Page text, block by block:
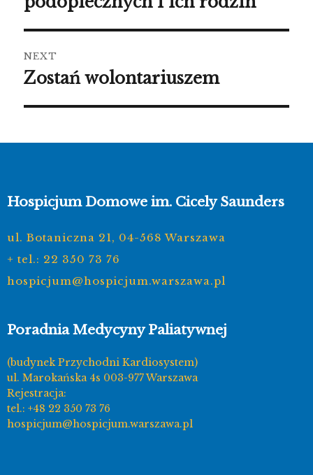
NEXT
Next
Zostań wolontariuszem
Hospicjum Domowe im. Cicely Saunders
ul. Botaniczna 21, 04-568 Warszawa
+ tel.: 22 350 73 76
hospicjum@hospicjum.warszawa.pl
Poradnia Medycyny Paliatywnej
(budynek Przychodni Kardiosystem)
ul. Marokańska 4s 003-977 Warszawa
Rejestracja:
tel.: +48 22 350 73 76
hospicjum@hospicjum.warszawa.pl